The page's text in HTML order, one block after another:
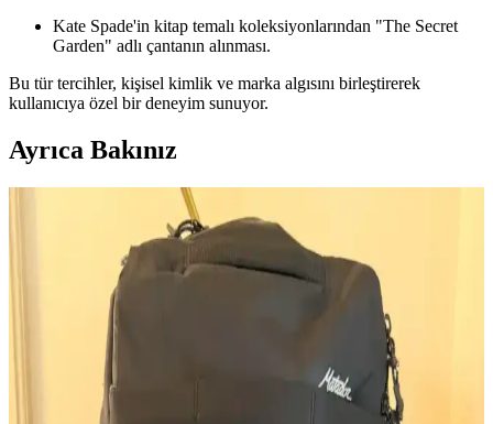
Kate Spade'in kitap temalı koleksiyonlarından "The Secret
Garden" adlı çantanın alınması.
Bu tür tercihler, kişisel kimlik ve marka algısını birleştirerek
kullanıcıya özel bir deneyim sunuyor.
Ayrıca Bakınız
Kişisel Özelliklerle Çanta Seçimi: İsim, İnisiyal ve
Anlamlı Detayların Önemi
İsim, inisiyal ve kişisel sembollerle bağlantılı çanta seçimi,
kullanıcıların kendilerini ifade etme biçimini yansıtır. Doğum yılı,
favori renk ve ilgi alanları da seçimleri etkiler.
Evcil Hayvanların Çantalara Bıraktığı İzlerin
Anlamı ve Kişiselleştirme Süreci